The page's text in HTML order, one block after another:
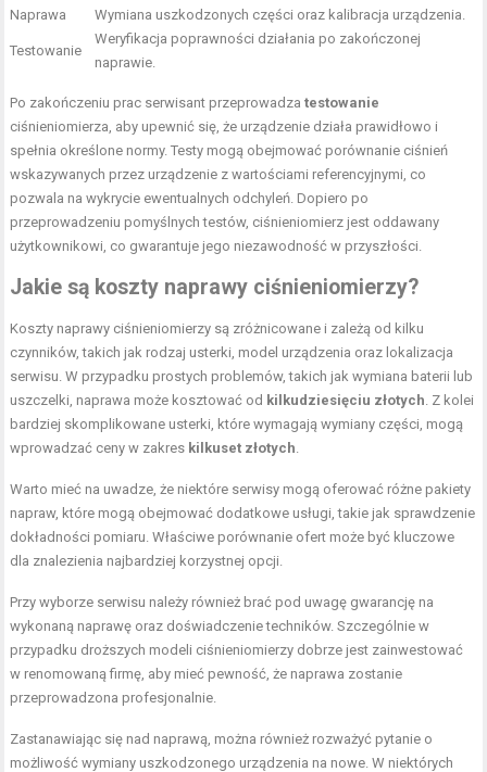
Naprawa
Wymiana uszkodzonych części oraz kalibracja urządzenia.
Testowanie
Weryfikacja poprawności działania po zakończonej
naprawie.
Po zakończeniu prac serwisant przeprowadzatestowanie
ciśnieniomierza, aby upewnić się, że urządzenie działa prawidłowo i
spełnia określone normy. Testy mogą obejmować porównanie ciśnień
wskazywanych przez urządzenie z wartościami referencyjnymi, co
pozwala na wykrycie ewentualnych odchyleń. Dopiero po
przeprowadzeniu pomyślnych testów, ciśnieniomierz jest oddawany
użytkownikowi, co gwarantuje jego niezawodność w przyszłości.
Jakie są koszty naprawy ciśnieniomierzy?
Koszty naprawy ciśnieniomierzy są zróżnicowane i zależą od kilku
czynników, takich jak rodzaj usterki, model urządzenia oraz lokalizacja
serwisu. W przypadku prostych problemów, takich jak wymiana baterii lub
uszczelki, naprawa może kosztować od kilkudziesięciu złotych . Z kolei
bardziej skomplikowane usterki, które wymagają wymiany części, mogą
wprowadzać ceny w zakres kilkuset złotych
Warto mieć na uwadze, że niektóre serwisy mogą oferować różne pakiety
napraw, które mogą obejmować dodatkowe usługi, takie jak sprawdzenie
dokładności pomiaru. Właściwe porównanie ofert może być kluczowe
dla znalezienia najbardziej korzystnej opcji.
Przy wyborze serwisu należy również brać pod uwagę gwarancję na
wykonaną naprawę oraz doświadczenie techników. Szczególnie w
przypadku droższych modeli ciśnieniomierzy dobrze jest zainwestować
w renomowaną firmę, aby mieć pewność, że naprawa zostanie
przeprowadzona profesjonalnie.
Zastanawiając się nad naprawą, można również rozważyć pytanie o
możliwość wymiany uszkodzonego urządzenia na nowe. W niektórych